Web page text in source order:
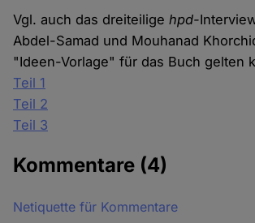
Vgl. auch das dreiteiligehpd-
Abdel-Samad und Mouhanad
"Ideen-Vorlage" für das Buch gelten
Teil 1
Teil 2
Teil 3
Kommentare (4)
Netiquette für Kommentare